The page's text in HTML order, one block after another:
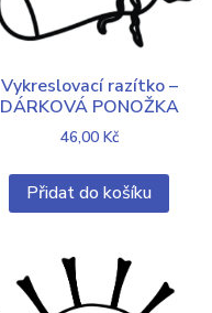
Vykreslovací razítko –
DÁRKOVÁ PONOŽKA
46,00 Kč
Přidat do košíku